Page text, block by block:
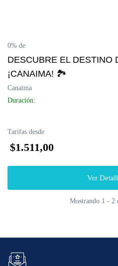
0% de
DESCUBRE EL DESTINO
¡CANAIMA! 🏞️
Canaima
Duración:
Tarifas desde
$1.511,00
Ver
Mostrando 1 - 2